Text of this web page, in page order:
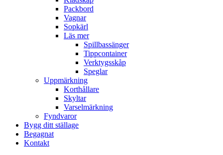
Packbord
Vagnar
Sopkärl
Läs mer
Spillbassänger
Tippcontainer
Verktygsskåp
Speglar
Uppmärkning
Korthållare
Skyltar
Varselmärkning
Fyndvaror
Bygg ditt ställage
Begagnat
Kontakt